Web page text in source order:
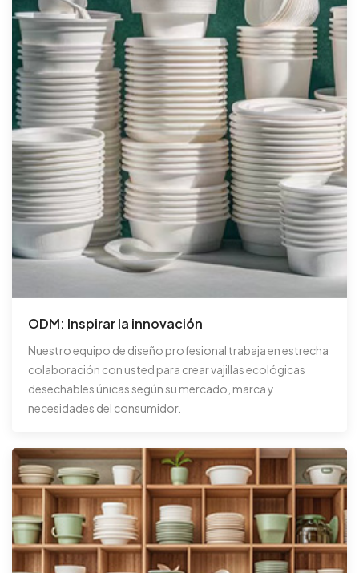
ODM: Inspirar la innovación
Nuestro equipo de diseño profesional trabaja en estrecha
colaboración con usted para crear vajillas ecológicas
desechables únicas según su mercado, marca y
necesidades del consumidor.